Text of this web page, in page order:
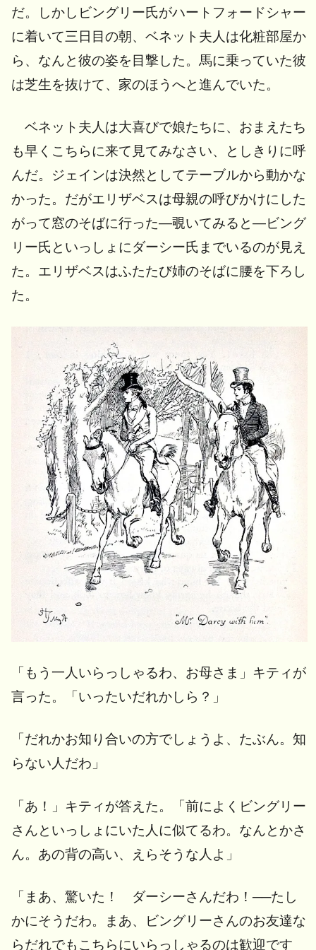
だ。しかしビングリー氏がハートフォードシャー
に着いて三日目の朝、ベネット夫人は化粧部屋か
ら、なんと彼の姿を目撃した。馬に乗っていた彼
は芝生を抜けて、家のほうへと進んでいた。
ベネット夫人は大喜びで娘たちに、おまえたち
も早くこちらに来て見てみなさい、としきりに呼
んだ。ジェインは決然としてテーブルから動かな
かった。だがエリザベスは母親の呼びかけにした
がって窓のそばに行った―覗いてみると―ビング
リー氏といっしょにダーシー氏までいるのが見え
た。エリザベスはふたたび姉のそばに腰を下ろし
た。
「もう一人いらっしゃるわ、お母さま」キティが
言った。「いったいだれかしら？」
「だれかお知り合いの方でしょうよ、たぶん。知
らない人だわ」
「あ！」キティが答えた。「前によくビングリー
さんといっしょにいた人に似てるわ。なんとかさ
ん。あの背の高い、えらそうな人よ」
「まあ、驚いた！ ダーシーさんだわ！──たし
かにそうだわ。まあ、ビングリーさんのお友達な
らだれでもこちらにいらっしゃるのは歓迎です